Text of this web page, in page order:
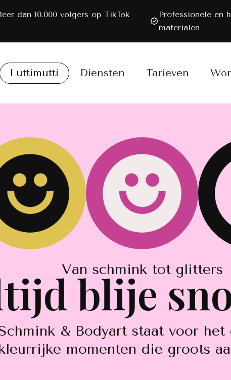
dan 10.000 volgers op TikTok
Professionele en
materialen
Luttimutti Diensten Tarieven
Van schmink tot glitters
blije
& Bodyart staat voor het
momenten die groots